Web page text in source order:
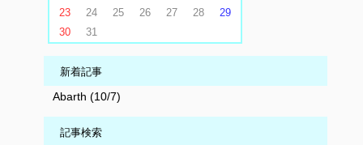
23
24 25 26 27 28
29
30
31
新着記事
Abarth (10/7)
記事検索